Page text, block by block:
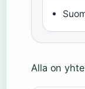
Alla on